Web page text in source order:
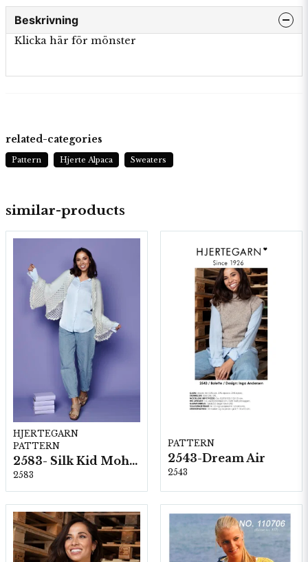
Beskrivning
Klicka här för mönster
similar-products
HJERTEGARN
PATTERN
2583- Silk Kid Mohair
2583
PATTERN
2543-Dream Air
2543
related-categories
Pattern Hjerte Alpaca Sweaters